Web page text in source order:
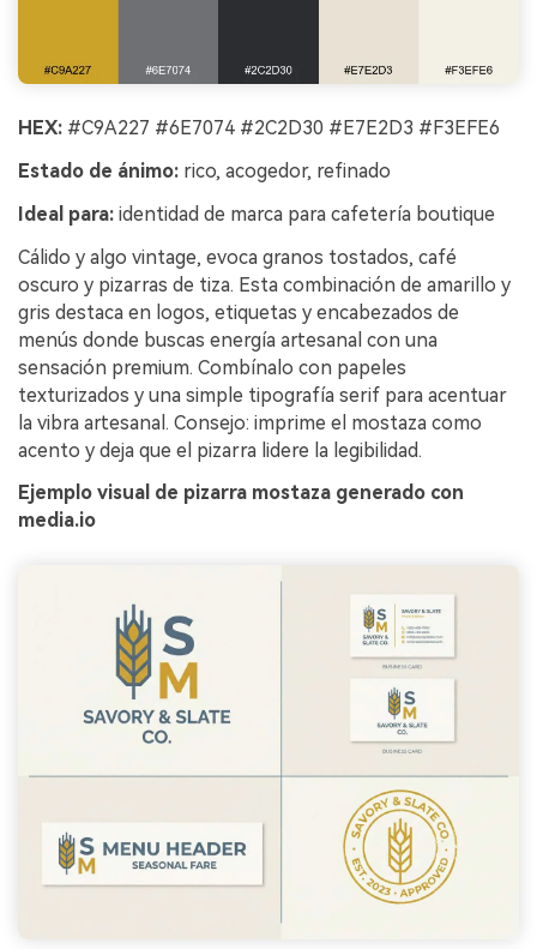
HEX: #C9A227 #6E7074 #2C2D30 #E7E2D3 #F3EFE6
Estado de ánimo: rico, acogedor, refinado
Ideal para: identidad de marca para cafetería boutique
Cálido y algo vintage, evoca granos tostados, café
oscuro y pizarras de tiza. Esta combinación de amarillo y
gris destaca en logos, etiquetas y encabezados de
menús donde buscas energía artesanal con una
sensación premium. Combínalo con papeles
texturizados y una simple tipografía serif para acentuar
la vibra artesanal. Consejo: imprime el mostaza como
acento y deja que el pizarra lidere la legibilidad.
Ejemplo visual de pizarra mostaza generado con
media.io